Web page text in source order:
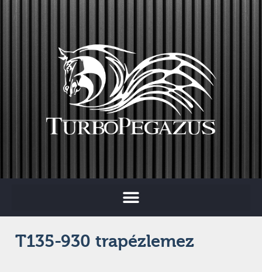
T135-930 trapézlemez